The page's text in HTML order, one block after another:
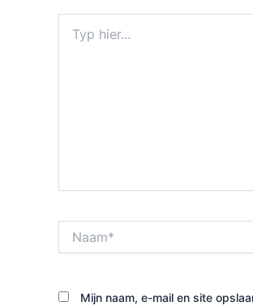
hier...
Mijn naam, e-mail en site